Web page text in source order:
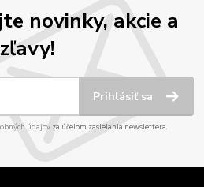
novinky, akcie a
zľavy!
Prihlásiť sa
údajov za účelom zasielania newslettera.